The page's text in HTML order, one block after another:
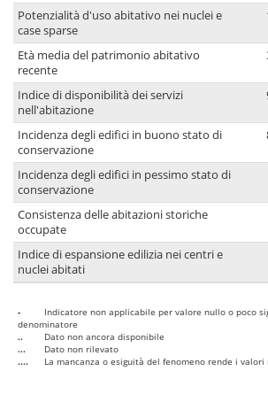
Potenzialità d'uso abitativo nei nuclei e
case sparse
Età media del patrimonio abitativo
recente
Indice di disponibilità dei servizi
nell'abitazione
Incidenza degli edifici in buono stato di
conservazione
Incidenza degli edifici in pessimo stato di
conservazione
Consistenza delle abitazioni storiche
occupate
Indice di espansione edilizia nei centri e
nuclei abitati
-
Indicatore non applicabile per valore nullo o poco
denominatore
..
Dato non ancora disponibile
...
Dato non rilevato
....
La mancanza o esiguità del fenomeno rende i